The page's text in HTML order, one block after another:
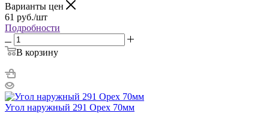
Варианты цен
61 руб./шт
Подробности
В корзину
Угол наружный 291 Орех 70мм